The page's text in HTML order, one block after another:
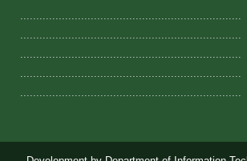
.....................................................................
.....................................................................
.....................................................................
.....................................................................
.....................................................................